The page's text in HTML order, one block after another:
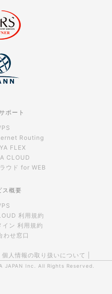
ポート
Routing
FLEX
CLOUD
ウド for WEB
ス概要
利用規約
イン 利用規約
わせ窓口
個人情報の取り扱いについて
JAPAN Inc. All Rights Reserved.